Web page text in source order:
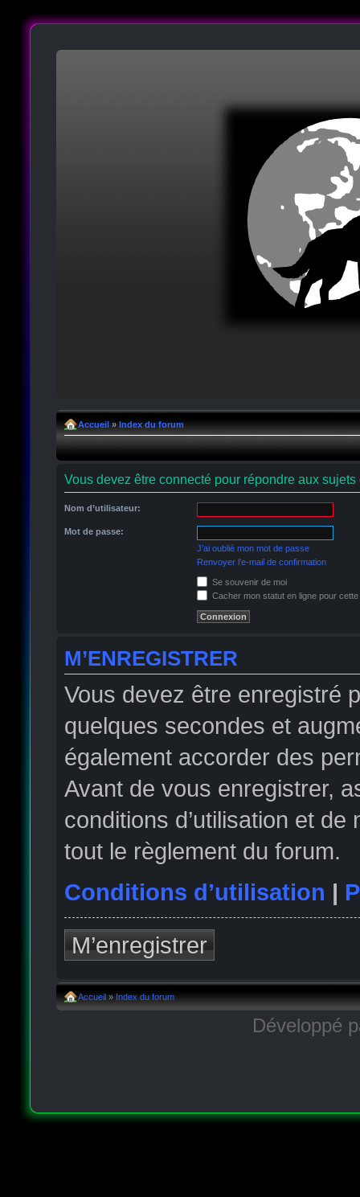
Accueil » Index du forum
Vous devez être connecté pour répondre aux sujets
Nom d’utilisateur:
Mot de passe:
J’ai oublié mon mot de passe
Renvoyer l’e-mail de confirmation
Se souvenir de moi
Cacher mon statut en ligne pour
M’ENREGISTRER
Vous devez être enregistré
quelques secondes et
également accorder des
Avant de vous enregistrer,
conditions d’utilisation et
tout le règlement du forum.
Conditions d’utilisation |
M’enregistrer
Accueil » Index du forum
Développé